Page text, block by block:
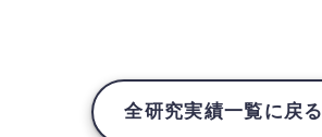
全研究実績一覧に戻る